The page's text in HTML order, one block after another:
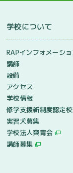
学校について
RAPインフォメーシ
講師
設備
アクセス
学校情報
修学支援新制度認定校
実習犬募集
学校法人爽青会
講師募集